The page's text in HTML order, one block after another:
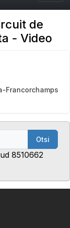
de
- Video
Francorchamps
Otsi
8510662